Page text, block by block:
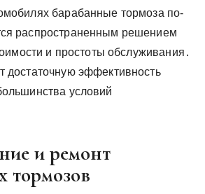
барабанные тормоза по-
распространенным решением
и простоты обслуживания․
достаточную эффективность
условий
и ремонт
тормозов